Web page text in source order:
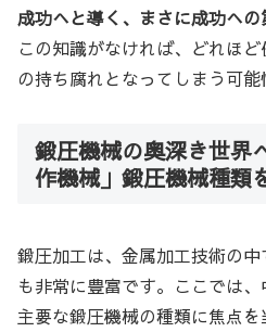
成功へと導く、まさに成功への
この知識がなければ、どれほ
の持ち腐れとなってしまう可能
鍛圧機械の奥深き世界
作機械」鍛圧機械種類
鍛圧加工は、金属加工技術の
も非常に豊富です。ここでは
主要な鍛圧機械の種類に焦点